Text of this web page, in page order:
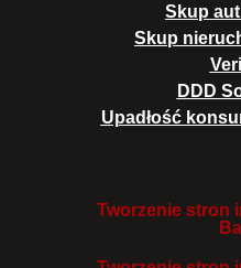
Skup
Skup
DDD
Upadłość
Tworzenie stron